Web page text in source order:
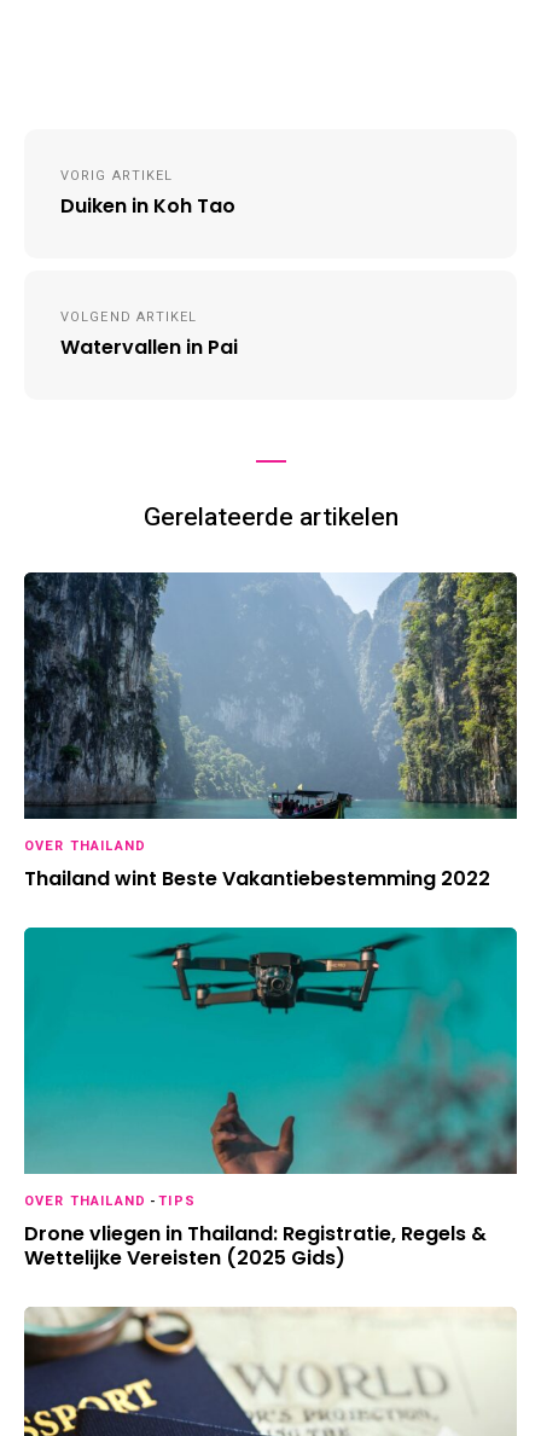
navigation
VORIG ARTIKEL
Duiken in Koh Tao
VOLGEND ARTIKEL
Watervallen in Pai
Gerelateerde artikelen
OVER THAILAND
Thailand wint Beste Vakantiebestemming 2022
OVER THAILAND -TIPS
Drone vliegen in Thailand: Registratie, Regels &
Wettelijke Vereisten (2025 Gids)